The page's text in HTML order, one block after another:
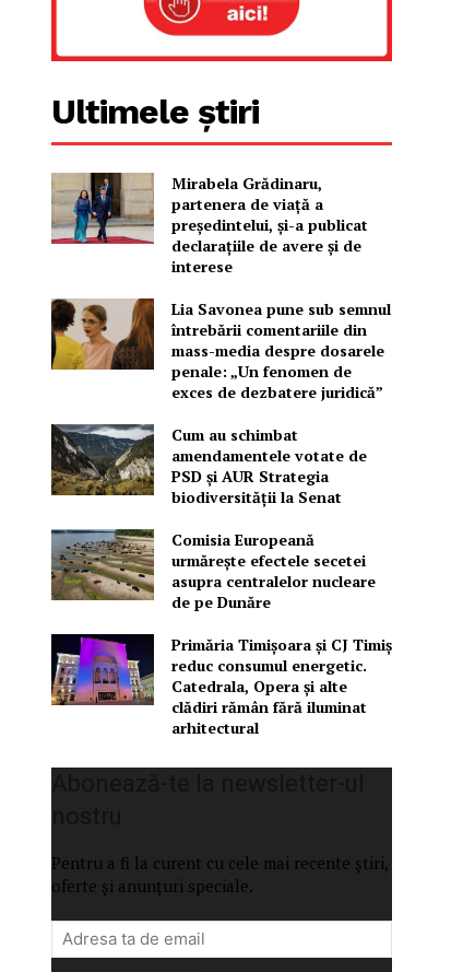
Ultimele știri
Mirabela Grădinaru,
partenera de viață a
președintelui, și-a publicat
declarațiile de avere și de
interese
Lia Savonea pune sub semnul
întrebării comentariile din
mass-media despre dosarele
penale: „Un fenomen de
exces de dezbatere juridică”
Cum au schimbat
amendamentele votate de
PSD și AUR Strategia
biodiversității la Senat
Comisia Europeană
urmărește efectele secetei
asupra centralelor nucleare
de pe Dunăre
Primăria Timișoara şi CJ Timiș
reduc consumul energetic.
Catedrala, Opera şi alte
clădiri rămân fără iluminat
arhitectural
Pentru a fi la curent cu cele mai recente știri,
oferte și anunțuri speciale.